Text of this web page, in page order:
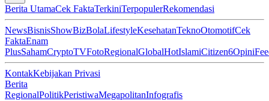
Berita UtamaCek FaktaTerkiniTerpopulerRekomendasi
NewsBisnisShowBizBolaLifestyleKesehatanTeknoOtomotifCek
FaktaEnam
PlusSahamCryptoTVFotoRegionalGlobalHotIslamiCitizen6Opini
KontakKebijakan Privasi
Berita
RegionalPolitikPeristiwaMegapolitanInfografis